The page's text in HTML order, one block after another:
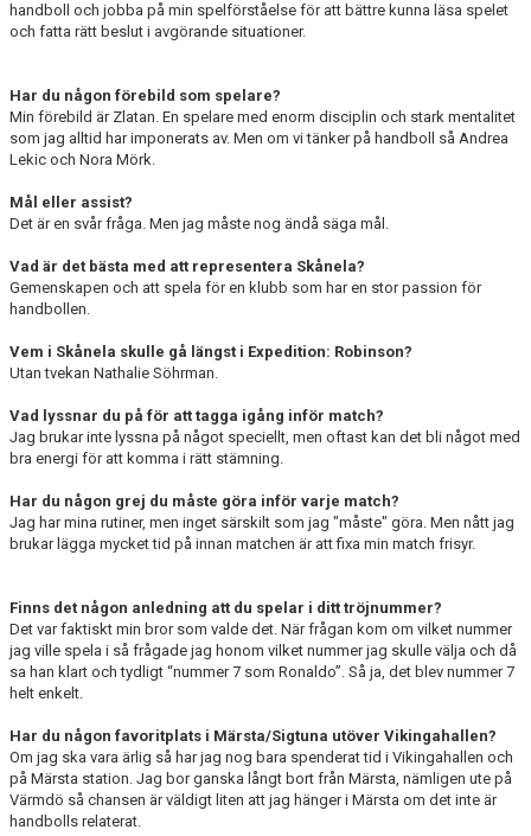
handboll och jobba på min spelförståelse för att bättre kunna läsa spelet
och fatta rätt beslut i avgörande situationer.
Har du någon förebild som spelare?
Min förebild är Zlatan. En spelare med enorm disciplin och stark mentalitet
som jag alltid har imponerats av. Men om vi tänker på handboll så Andrea
Lekic och Nora Mörk.
Mål eller assist?
Det är en svår fråga. Men jag måste nog ändå säga mål.
Vad är det bästa med att representera Skånela?
Gemenskapen och att spela för en klubb som har en stor passion för
handbollen.
Vem i Skånela skulle gå längst i Expedition: Robinson?
Utan tvekan Nathalie Söhrman.
Vad lyssnar du på för att tagga igång inför match?
Jag brukar inte lyssna på något speciellt, men oftast kan det bli något med
bra energi för att komma i rätt stämning.
Har du någon grej du måste göra inför varje match?
Jag har mina rutiner, men inget särskilt som jag "måste" göra. Men nått jag
brukar lägga mycket tid på innan matchen är att fixa min match frisyr.
Finns det någon anledning att du spelar i ditt tröjnummer?
Det var faktiskt min bror som valde det. När frågan kom om vilket nummer
jag ville spela i så frågade jag honom vilket nummer jag skulle välja och då
sa han klart och tydligt “nummer 7 som Ronaldo”. Så ja, det blev nummer 7
helt enkelt.
Har du någon favoritplats i Märsta/Sigtuna utöver Vikingahallen?
Om jag ska vara ärlig så har jag nog bara spenderat tid i Vikingahallen och
på Märsta station. Jag bor ganska långt bort från Märsta, nämligen ute på
Värmdö så chansen är väldigt liten att jag hänger i Märsta om det inte är
handbolls relaterat.